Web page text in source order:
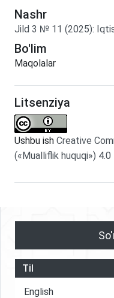
Nashr
Jild 3 № 11 (2025):
Bo'lim
Maqolalar
Litsenziya
Ushbu ish Creative
(«Mualliflik huquqi»)
Til
English